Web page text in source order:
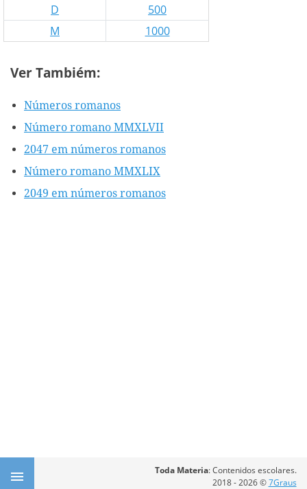
D
500
M
1000
Ver Tambiém:
Números romanos
Número romano MMXLVII
2047 em números romanos
Número romano MMXLIX
2049 em números romanos
Toda Materia: Contenidos escolares.
2018 - 2026 ©7Graus